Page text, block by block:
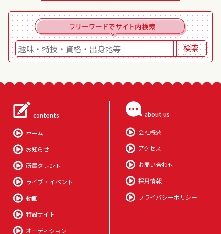
contents
ホーム
お知らせ
所属タレント
ライブ・イベント
動画
特設サイト
オーディション
about us
会社概要
アクセス
お問い合わせ
採用情報
プライバシーポリシー